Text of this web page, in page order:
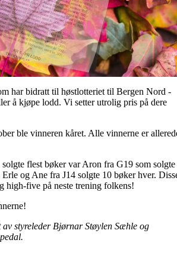
har bidratt til høstlotteriet til Bergen Nord -
å kjøpe lodd. Vi setter utrolig pris på dere
ble vinneren kåret. Alle vinnerne er
flest bøker var Aron fra G19 som solgte
Erle og Ane fra J14 solgte 10 bøker hver.
high-five på neste trening folkens!
av styreleder Bjørnar Støylen Sæhle og